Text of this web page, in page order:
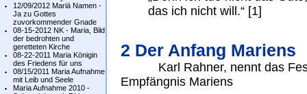
12/09/2012 Mariä Namen -
Ja zu Gottes
zuvorkommender Gnade
08-15-2012 NK - Maria, Bild
der bedrohten und
geretteten Kirche
08-22-2011 Maria Königin
des Friedens für uns
08/15/2011 Maria Aufnahme
mit Leib und Seele
Maria Aufnahme 2010 -
das ich nicht will.“ [1]
2 Der Anfang Mariens
Karl Rahner, nennt das Fest
Empfängnis Mariens